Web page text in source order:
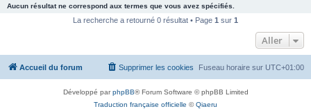
c
e
Aucun résultat ne correspond aux termes que vous avez spécifiés.
La recherche a retourné 0 résultat • Page 1 sur 1
Aller
Accueil du forum Fuseau horaire sur UTC+01:00
Supprimer les cookies
Développé parphpBB® Forum Software © phpBB Limited
Traduction française officielle ©Qiaeru